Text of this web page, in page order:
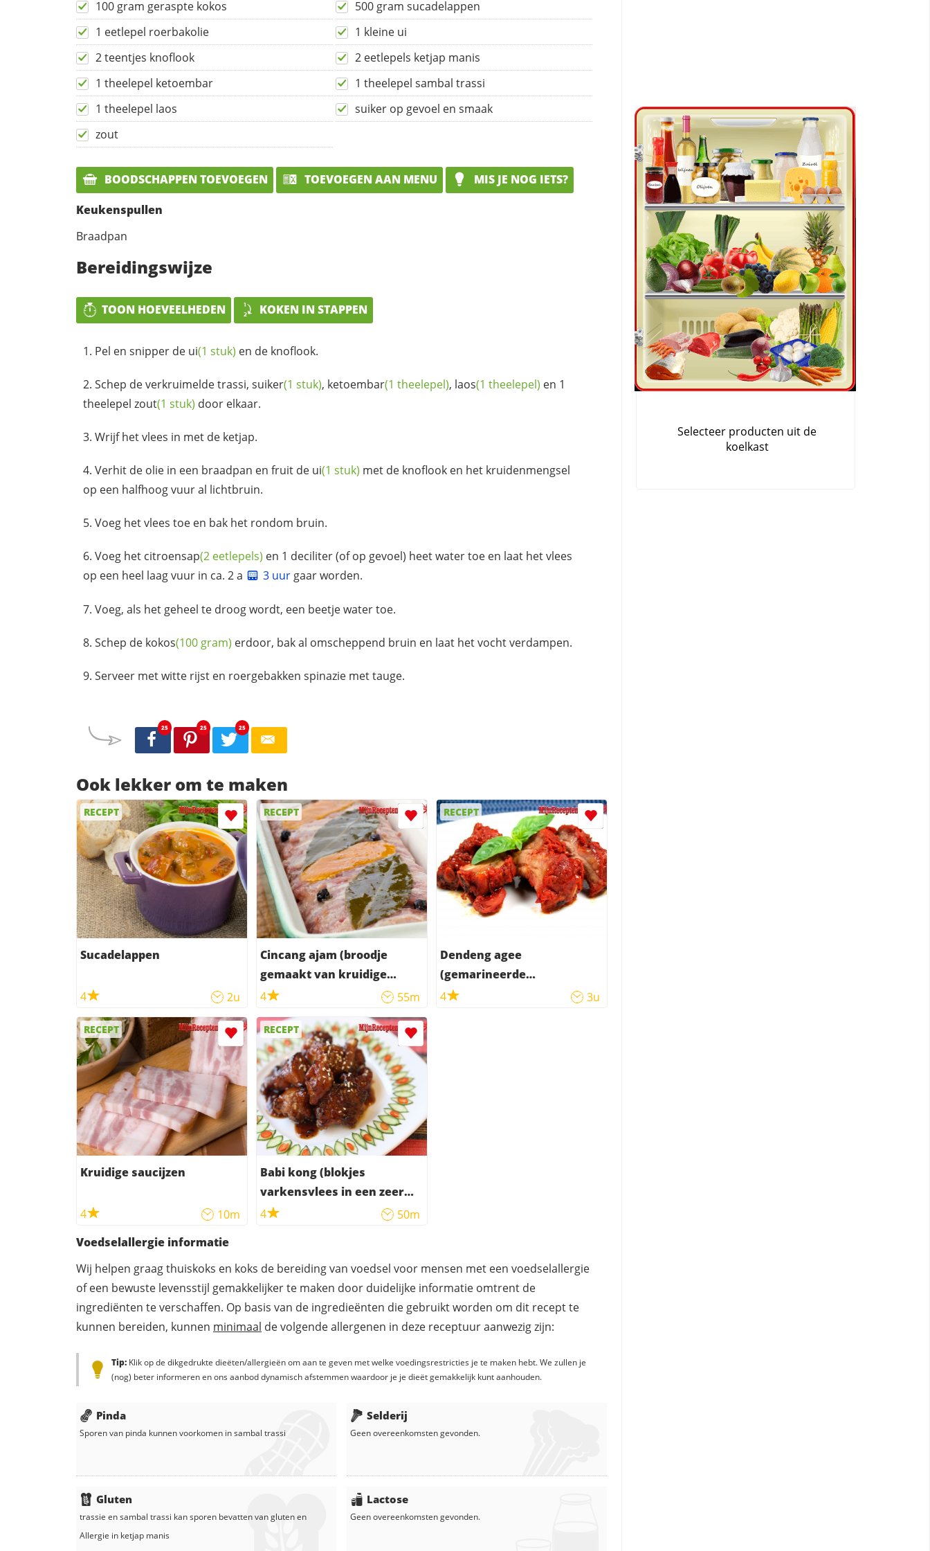
100 gram geraspte kokos
500 gram sucadelappen
1 eetlepel roerbakolie
1 kleine ui
2 teentjes knoflook
2 eetlepels ketjap manis
1 theelepel ketoembar
1 theelepel sambal trassi
1 theelepel laos
suiker op gevoel en smaak
zout
BOODSCHAPPEN TOEVOEGEN TOEVOEGEN AAN MENU
MIS JE NOG IETS?
Keukenspullen
Braadpan
Bereidingswijze
TOON HOEVEELHEDEN KOKEN IN STAPPEN
Pel en snipper de ui(1 stuk) en de knoflook.
Schep de verkruimelde trassi, suiker(1 stuk), ketoembar(1 theelepel), laos(1 theelepel) en 1
theelepel zout(1 stuk) door elkaar.
Wrijf het vlees in met de ketjap.
Verhit de olie in een braadpan en fruit de ui(1 stuk) met de knoflook en het kruidenmengsel
op een halfhoog vuur al lichtbruin.
Voeg het vlees toe en bak het rondom bruin.
Voeg het citroensap(2 eetlepels) en 1 deciliter (of op gevoel) heet water toe en laat het vlees
op een heel laag vuur in ca. 2 a
3 uur gaar worden.
Voeg, als het geheel te droog wordt, een beetje water toe.
Schep de kokos(100 gram) erdoor, bak al omscheppend bruin en laat het vocht verdampen.
Serveer met witte rijst en roergebakken spinazie met tauge.
25 25 25
Ook lekker om te maken
RECEPT
Sucadelappen
4 2u
RECEPT
Cincang ajam (broodje
gemaakt van kruidige
kippengehakt)
4 55m
RECEPT
Dendeng agee
(gemarineerde
runderlappen in kruidige
4 3u
RECEPT
Kruidige saucijzen
4 10m
RECEPT
Babi kong (blokjes
varkensvlees in een zeer
kruidige ketjap saus)
4
50m
Voedselallergie informatie
Wij helpen graag thuiskoks en koks de bereiding van voedsel voor mensen met een voedselallergie
of een bewuste levensstijl gemakkelijker te maken door duidelijke informatie omtrent de
ingrediënten te verschaffen. Op basis van de ingredieënten die gebruikt worden om dit recept te
kunnen bereiden, kunnen minimaal de volgende allergenen in deze receptuur aanwezig zijn:
Tip: Klik op de dikgedrukte dieëten/allergieën om aan te geven met welke voedingsrestricties je te maken hebt. We zullen je
(nog) beter informeren en ons aanbod dynamisch afstemmen waardoor je je dieët gemakkelijk kunt aanhouden.
Pinda
Sporen van pinda kunnen voorkomen insambal trassi
Gluten
trassie ensambal trassi kan sporen bevatten van gluten en
Allergie in ketjap manis
Selderij
Geen overeenkomsten gevonden.
Lactose
Geen overeenkomsten gevonden.